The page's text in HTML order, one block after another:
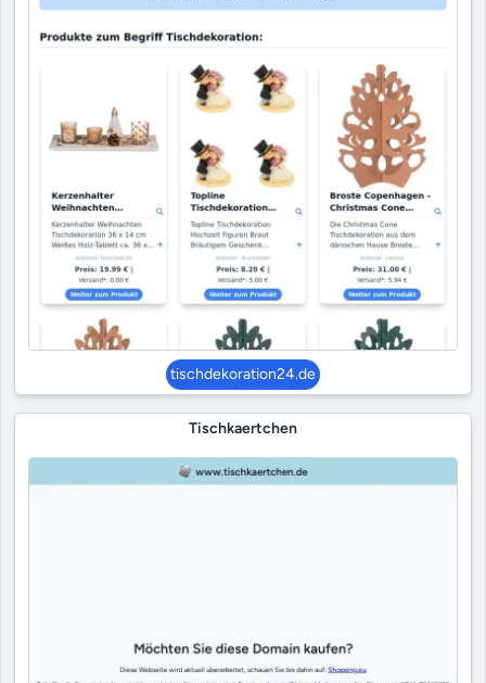
tischdekoration24.de
Tischkaertchen